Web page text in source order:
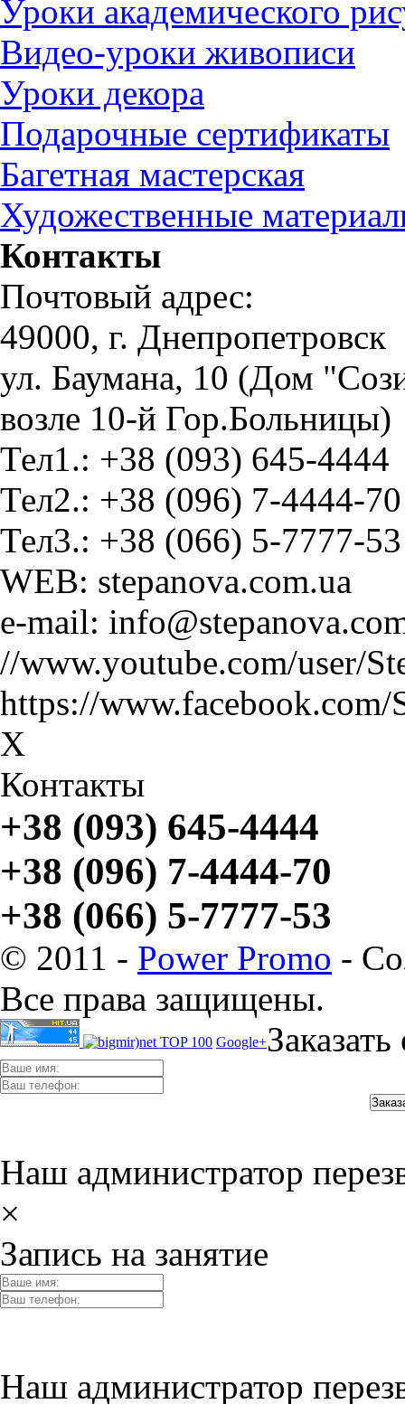
Уроки академического
Видео-уроки живописи
Уроки декора
Подарочные сертификаты
Багетная мастерская
Художественные
Контакты
Почтовый адрес:
49000, г. Днепропетровск
ул. Баумана, 10 (Дом
возле 10-й Гор.Больницы)
Тел1.: +38 (093) 645-4444
Тел2.: +38 (096) 7-4444-70
Тел3.: +38 (066) 5-7777-53
WEB: stepanova.com.ua
e-mail:
//www.youtube.com/user/
https://www.facebook.com/
X
Контакты
+38 (093) 645-4444
+38 (096) 7-4444-70
+38 (066) 5-7777-53
© 2011 - Power Promo -
Все права защищены.
Google+
Наш администратор
×
Запись на занятие
Наш администратор